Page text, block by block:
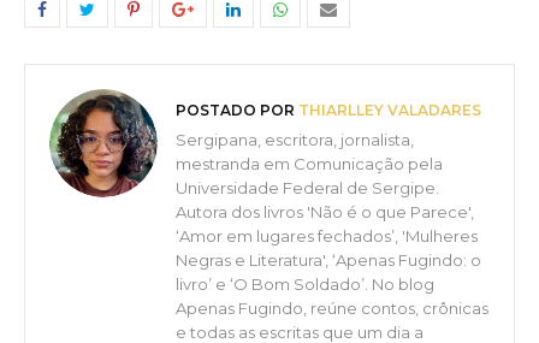
POSTADO POR THIARLLEY VALADARES
Sergipana, escritora, jornalista,
mestranda em Comunicação pela
Universidade Federal de Sergipe.
Autora dos livros 'Não é o que Parece',
‘Amor em lugares fechados’, 'Mulheres
Negras e Literatura', ‘Apenas Fugindo: o
livro’ e ‘O Bom Soldado’. No blog
Apenas Fugindo, reúne contos, crônicas
e todas as escritas que um dia a